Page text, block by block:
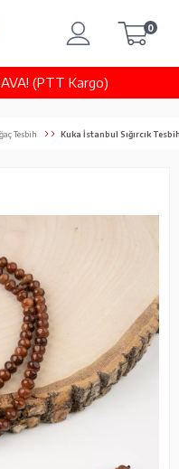
(PTT Kargo)
0
Tesbih Kuka İstanbul Sığırcık